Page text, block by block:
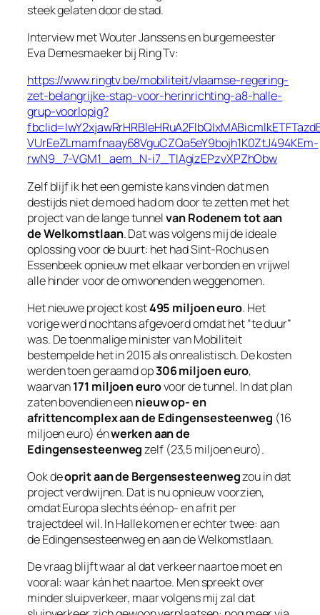
steek gelaten door de stad.
Interview met Wouter Janssens en burgemeester
Eva Demesmaeker bij Ring Tv:
https://www.ringtv.be/mobiliteit/vlaamse-regering-
zet-belangrijke-stap-voor-herinrichting-a8-halle-
grup-voorlopig?
VUrEeZLmamfnaay68VguCZQa5eY9bojh1K0ZtJ494KEm-
rwN9_7-VGM1_aem_N-i7_TIAgizEPzvXPZhObw
Zelf blijf ik het een gemiste kans vinden dat men
destijds niet de moed had om door te zetten met het
project van de lange tunnelvan Rodenem tot aan
de Welkomstlaan. Dat was volgens mij de ideale
oplossing voor de buurt: het had Sint‑Rochus en
Essenbeek opnieuw met elkaar verbonden en vrijwel
alle hinder voor de omwonenden weggenomen.
Het nieuwe project kost495 miljoen euro. Het
vorige werd nochtans afgevoerd omdat het “te duur”
was. De toenmalige minister van Mobiliteit
bestempelde het in 2015 als onrealistisch. De kosten
werden toen geraamd op306 miljoen euro,
waarvan171 miljoen eurovoor de tunnel. In dat plan
zaten bovendien eennieuw op- en
afrittencomplex aan de Edingensesteenweg (16
miljoen euro) énwerken aan de
Edingensesteenwegzelf (23,5 miljoen euro).
Ook deoprit aan de Bergensesteenwegzou in dat
project verdwijnen. Dat is nu opnieuw voorzien,
omdat Europa slechts één op- en afrit per
trajectdeel wil. In Halle komen er echter twee: aan
de Edingensesteenweg en aan de Welkomstlaan.
De vraag blijft waar al dat verkeer naartoe moet en
vooral: waar kán het naartoe. Men spreekt over
minder sluipverkeer, maar volgens mij zal dat